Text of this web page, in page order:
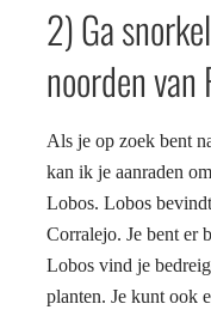
2) Ga
noorden
Als je op zoek bent
kan ik je aanraden
Lobos. Lobos
Corralejo. Je bent er
Lobos vind je
planten. Je kunt ook